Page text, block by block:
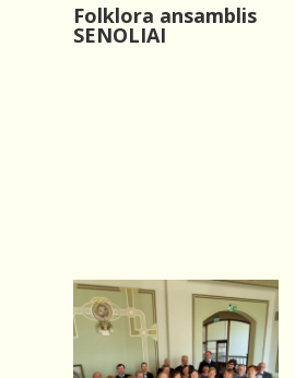
Folklora ansamblis
SENOLIAI